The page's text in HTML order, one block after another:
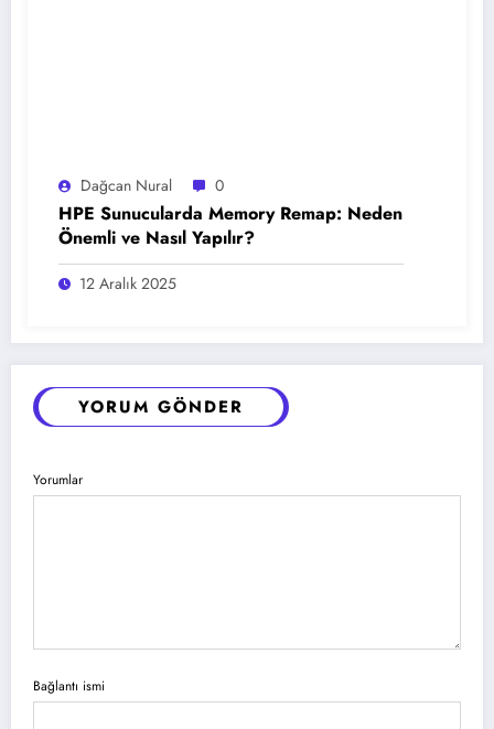
Dağcan Nural 0
HPE Sunucularda Memory Remap: Neden
Önemli ve Nasıl Yapılır?
12 Aralık 2025
YORUM GÖNDER
Yorumlar
Bağlantı ismi